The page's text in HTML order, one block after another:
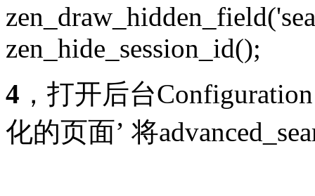
zen_hide_session_id();
4 ，打开后台
化的页面’ 将